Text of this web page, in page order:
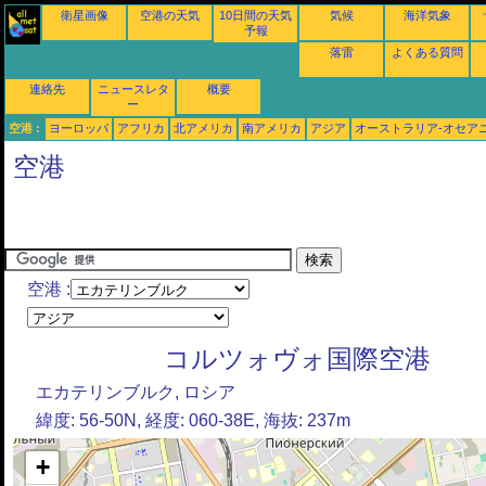
衛星画像 空港の天気
10日間の天気
予報
気候 海洋気象
落雷 よくある質問
連絡先
ニュースレタ
ー
概要
空港 : ヨーロッパ アフリカ 北アメリカ 南アメリカ アジア オーストラリア-オセア
空港
空港 :
コルツォヴォ国際空港
エカテリンブルク, ロシア
緯度: 56-50N, 経度: 060-38E, 海抜: 237m
+